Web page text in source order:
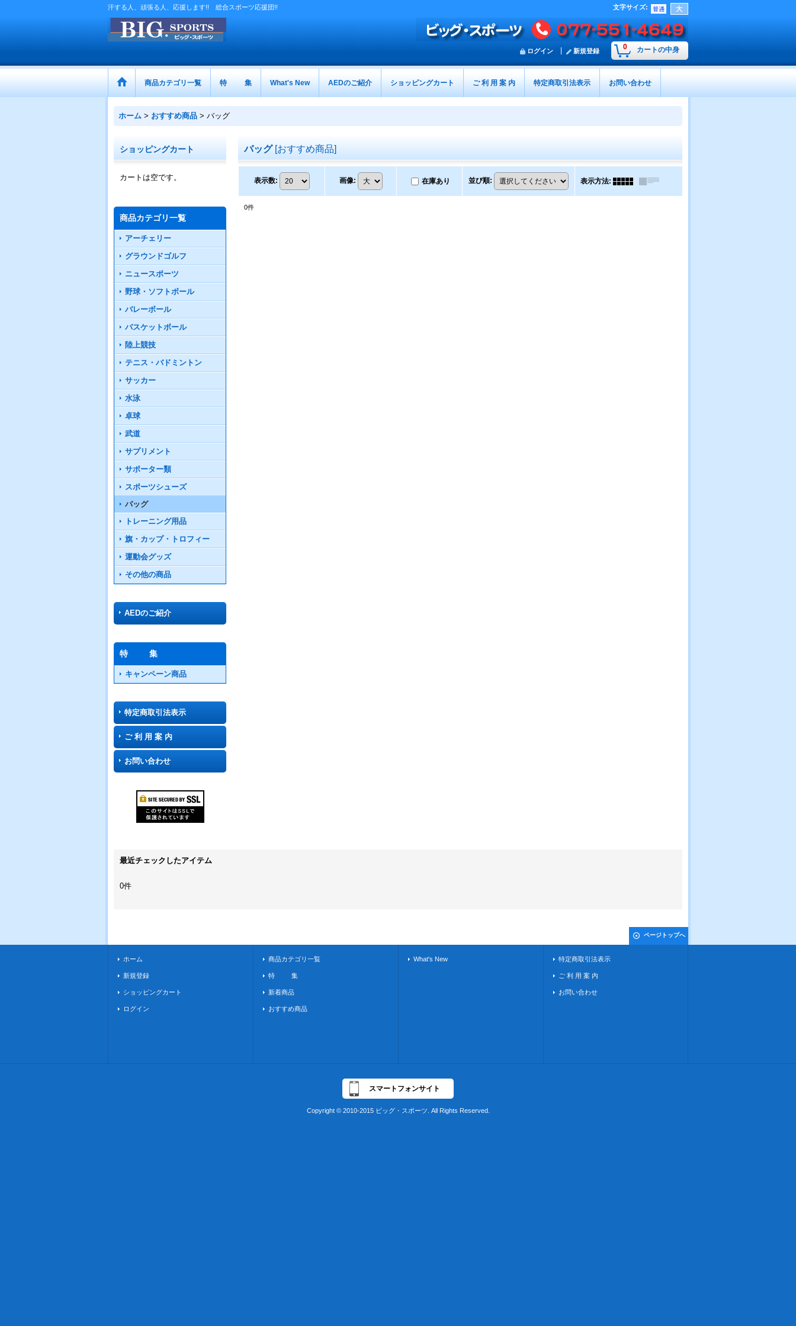
汗する人、頑張る人、応援します!! 総合スポーツ応援団!! 文字サイズ:
0 カートの中身
ログイン 新規登録
商品カテゴリ一覧 特 集 What's New AEDのご紹介 ショッピングカート ご 利 用 案 内 特定商取引法表示 お問い合わせ
ホーム > おすすめ商品 > バッグ
ショッピングカート
カートは空です。
商品カテゴリ一覧
アーチェリー
グラウンドゴルフ
ニュースポーツ
野球・ソフトボール
バレーボール
バスケットボール
陸上競技
テニス・バドミントン
サッカー
水泳
卓球
武道
サプリメント
サポーター類
スポーツシューズ
バッグ
トレーニング用品
旗・カップ・トロフィー
運動会グッズ
その他の商品
AEDのご紹介
特 集
キャンペーン商品
特定商取引法表示
ご 利 用 案 内
お問い合わせ
バッグ [おすすめ商品]
表示数: 画像: 在庫あり 並び順: 表示方法:
0件
最近チェックしたアイテム
0件
ページトップへ
ホーム
新規登録
ショッピングカート
ログイン
商品カテゴリ一覧
特 集
新着商品
おすすめ商品
What's New 特定商取引法表示
ご 利 用 案 内
お問い合わせ
スマートフォンサイト
Copyright © 2010-2015 ビッグ・スポーツ. All Rights Reserved.